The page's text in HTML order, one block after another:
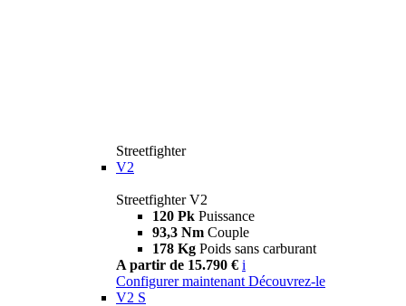
Streetfighter
V2
Streetfighter V2
120 Pk Puissance
93,3 Nm Couple
178 Kg Poids sans carburant
A partir de 15.790 € i
Configurer maintenant Découvrez-le
V2 S